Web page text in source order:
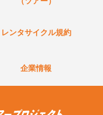
レンタサイクル規約
企業情報